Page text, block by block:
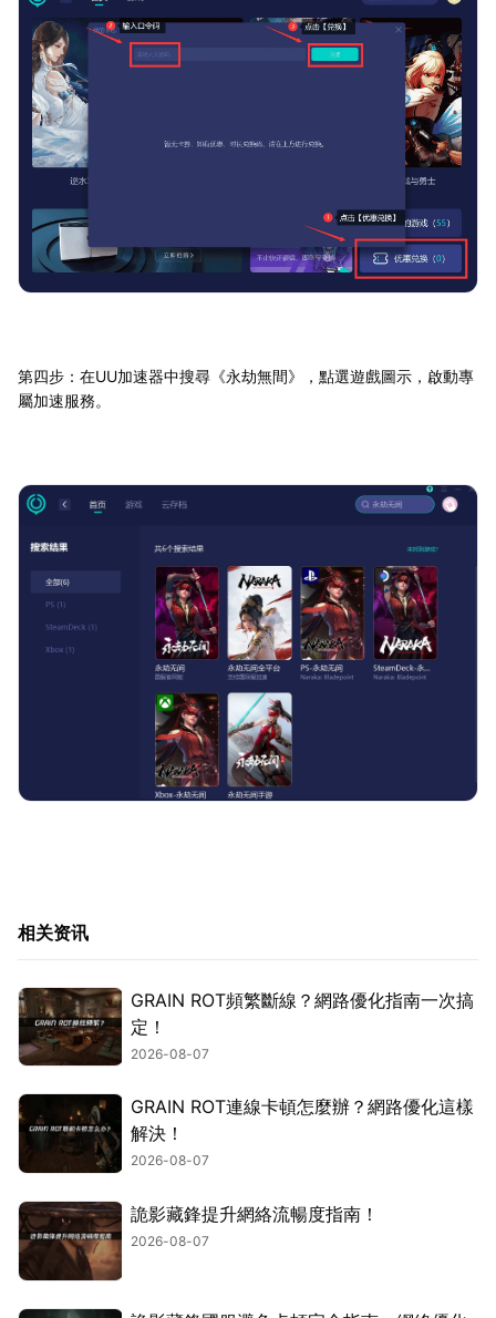
第四步：在UU加速器中搜尋《永劫無間》，點選遊戲圖示，啟動專
屬加速服務。
相关资讯
GRAIN ROT頻繁斷線？網路優化指南一次搞
定！
2026-08-07
GRAIN ROT連線卡頓怎麼辦？網路優化這樣
解決！
2026-08-07
詭影藏鋒提升網絡流暢度指南！
2026-08-07